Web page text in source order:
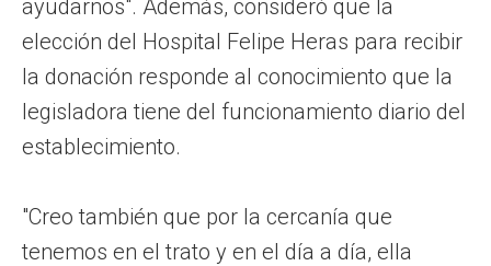
ayudarnos". Además, consideró que la
elección del Hospital Felipe Heras para recibir
la donación responde al conocimiento que la
legisladora tiene del funcionamiento diario del
establecimiento.
"Creo también que por la cercanía que
tenemos en el trato y en el día a día, ella